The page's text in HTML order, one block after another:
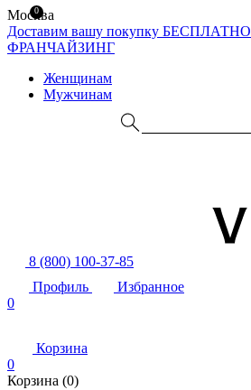
Москва
Доставим вашу покупку БЕСПЛАТНО
ФРАНЧАЙЗИНГ
Женщинам
Мужчинам
8 (800) 100-37-85
Профиль
Избранное
0
Корзина
0
Корзина (0)
0